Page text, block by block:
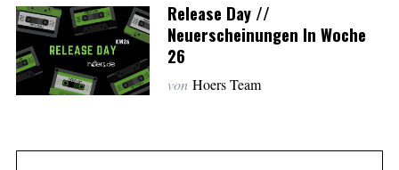
Release Day //
Neuerscheinungen In Woche
26
von Hoers Team